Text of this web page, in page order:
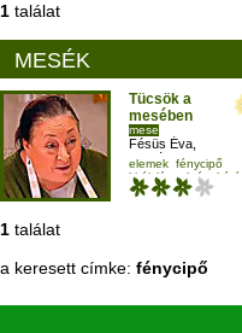
1 találat
MESÉK
Tücsök a
mesében
mese
Fésüs Éva
Molnár Piroska
elemek fénycipő
királylány leánykérés
1 találat
a keresett címke: fénycipő